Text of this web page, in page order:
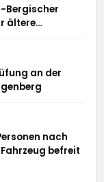
Bergischer
ältere
an der
nach
befreit